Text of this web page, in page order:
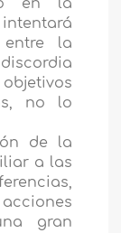
en la
entre la
no lo
de la
a las
gran